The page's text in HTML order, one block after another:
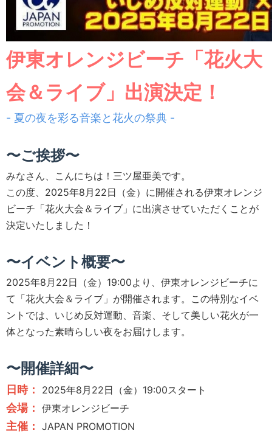
伊東オレンジビーチ「花火大
会＆ライブ」出演決定！
- 夏の夜を彩る音楽と花火の祭典 -
〜ご挨拶〜
みなさん、こんにちは！三ツ屋亜美です。
この度、2025年8月22日（金）に開催される伊東オレンジ
ビーチ「花火大会＆ライブ」に出演させていただくことが
決定いたしました！
〜イベント概要〜
2025年8月22日（金）19:00より、伊東オレンジビーチに
て「花火大会＆ライブ」が開催されます。この特別なイベ
ントでは、いじめ反対運動、音楽、そして美しい花火が一
体となった素晴らしい夜をお届けします。
〜開催詳細〜
日時： 2025年8月22日（金）19:00スタート
会場： 伊東オレンジビーチ
主催： JAPAN PROMOTION